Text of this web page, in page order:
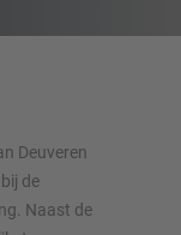
Deuveren
de
Naast de